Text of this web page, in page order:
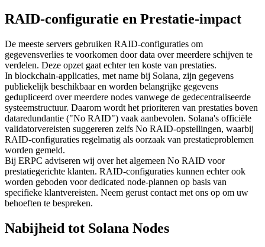
RAID-configuratie en Prestatie-impact
De meeste servers gebruiken RAID-configuraties om
gegevensverlies te voorkomen door data over meerdere schijven te
verdelen. Deze opzet gaat echter ten koste van prestaties.
In blockchain-applicaties, met name bij Solana, zijn gegevens
publiekelijk beschikbaar en worden belangrijke gegevens
gedupliceerd over meerdere nodes vanwege de gedecentraliseerde
systeemstructuur. Daarom wordt het prioriteren van prestaties boven
dataredundantie ("No RAID") vaak aanbevolen. Solana's officiële
validatorvereisten suggereren zelfs No RAID-opstellingen, waarbij
RAID-configuraties regelmatig als oorzaak van prestatieproblemen
worden gemeld.
Bij ERPC adviseren wij over het algemeen No RAID voor
prestatiegerichte klanten. RAID-configuraties kunnen echter ook
worden geboden voor dedicated node-plannen op basis van
specifieke klantvereisten. Neem gerust contact met ons op om uw
behoeften te bespreken.
Nabijheid tot Solana Nodes